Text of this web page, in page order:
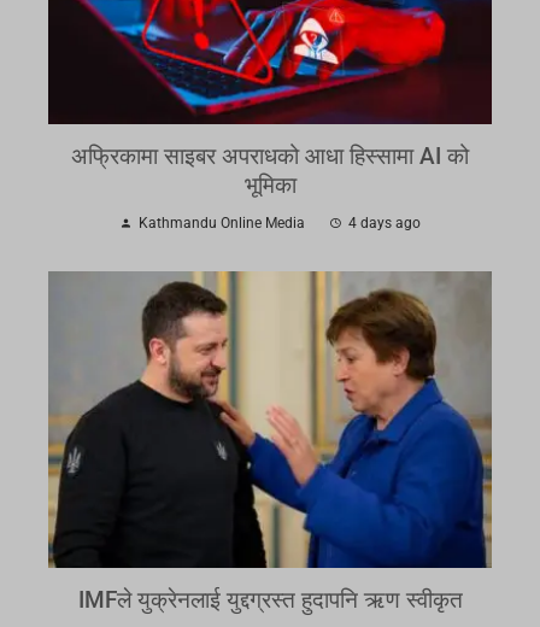
अफ्रिकामा साइबर अपराधको आधा हिस्सामा AI को
भूमिका
Kathmandu Online Media 4 days ago
IMFले युक्रेनलाई युद्दग्रस्त हुदापनि ऋण स्वीकृत